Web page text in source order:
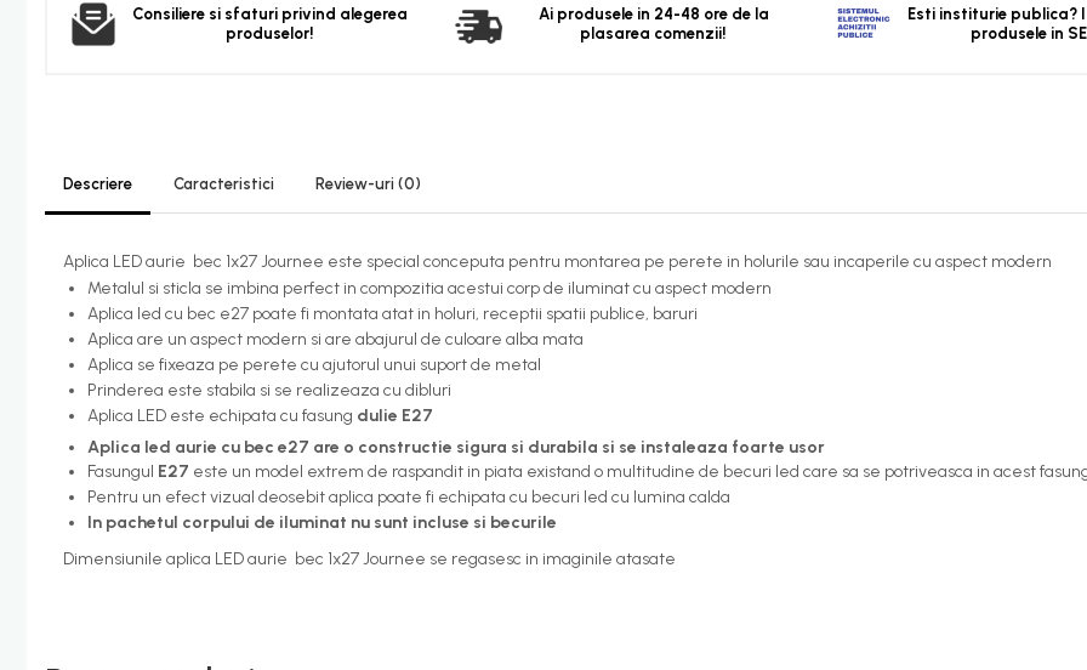
Dispensere sapun lichid
Corpuri Iluminat
Calorifere electrice
Uscatoare senzor
Uscatoare de maini
Uscatoare tip Hotel
Instalatii sanitare - termice
Filtre apa
Racorduri alimentare
Robinet coltar
Consiliere si sfaturi privind alegerea
produselor!
Ai produsele in 24-48 ore de la
plasarea comenzii!
Esti institurie publica?
produsele in
Descriere Caracteristici Review-uri (0)
Aplica LED aurie bec 1x27 Journee este special conceputa pentru montarea pe perete in holurile sau incaperile cu aspect modern
Metalul si sticla se imbina perfect in compozitia acestui corp de iluminat cu aspect modern
Aplica led cu bec e27 poate fi montata atat in holuri, receptii spatii publice, baruri
Aplica are un aspect modern si are abajurul de culoare alba mata
Aplica se fixeaza pe perete cu ajutorul unui suport de metal
Prinderea este stabila si se realizeaza cu dibluri
Aplica LED este echipata cu fasung dulie E27
Aplica led aurie cu bec e27 are o constructie sigura si durabila si se instaleaza foarte usor
Fasungul E27 este un model extrem de raspandit in piata existand o multitudine de becuri led care sa se potriveasca in acest
Pentru un efect vizual deosebit aplica poate fi echipata cu becuri led cu lumina calda
In pachetul corpului de iluminat nu sunt incluse si becurile
Dimensiunile aplica LED aurie bec 1x27 Journee se regasesc in imaginile atasate